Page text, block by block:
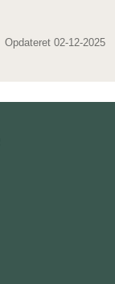
Opdateret 02-12-2025